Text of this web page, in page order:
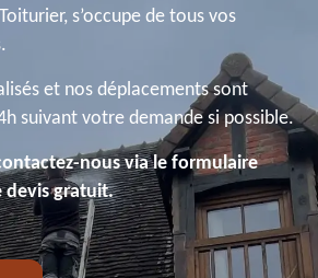
s’occupe de tous vos
et nos déplacements sont
suivant votre demande si possible.
nous via le formulaire
gratuit.